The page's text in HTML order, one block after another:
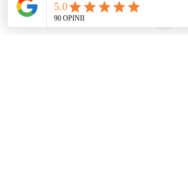
300,00 zł
+7,50 zł opłaty manipulacyjnej za bilet